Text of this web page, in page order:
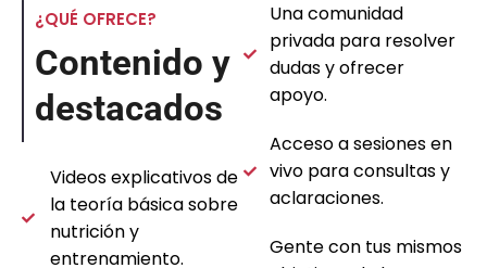
¿QUÉ OFRECE?
Contenido y
destacados
Videos explicativos de
la teoría básica sobre
nutrición y
entrenamiento.
Una comunidad
privada para resolver
dudas y ofrecer
apoyo.
Acceso a sesiones en
vivo para consultas y
aclaraciones.
Gente con tus mismos